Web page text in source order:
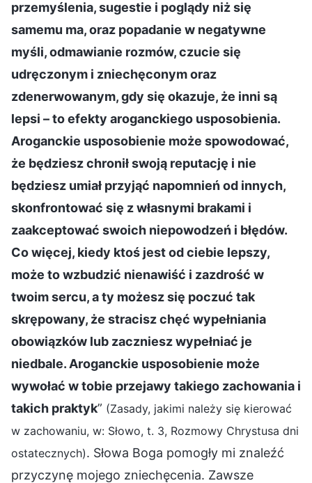
przemyślenia, sugestie i poglądy niż się
samemu ma, oraz popadanie w negatywne
myśli, odmawianie rozmów, czucie się
udręczonym i zniechęconym oraz
zdenerwowanym, gdy się okazuje, że inni są
lepsi – to efekty aroganckiego usposobienia.
Aroganckie usposobienie może spowodować,
że będziesz chronił swoją reputację i nie
będziesz umiał przyjąć napomnień od innych,
skonfrontować się z własnymi brakami i
zaakceptować swoich niepowodzeń i błędów.
Co więcej, kiedy ktoś jest od ciebie lepszy,
może to wzbudzić nienawiść i zazdrość w
twoim sercu, a ty możesz się poczuć tak
skrępowany, że stracisz chęć wypełniania
obowiązków lub zaczniesz wypełniać je
niedbale. Aroganckie usposobienie może
wywołać w tobie przejawy takiego zachowania i
takich praktyk” (Zasady, jakimi należy się kierować
w zachowaniu, w: Słowo, t. 3, Rozmowy Chrystusa dni
ostatecznych). Słowa Boga pomogły mi znaleźć
przyczynę mojego zniechęcenia. Zawsze